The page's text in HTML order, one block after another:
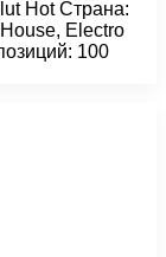
Hot Страна:
Electro
100